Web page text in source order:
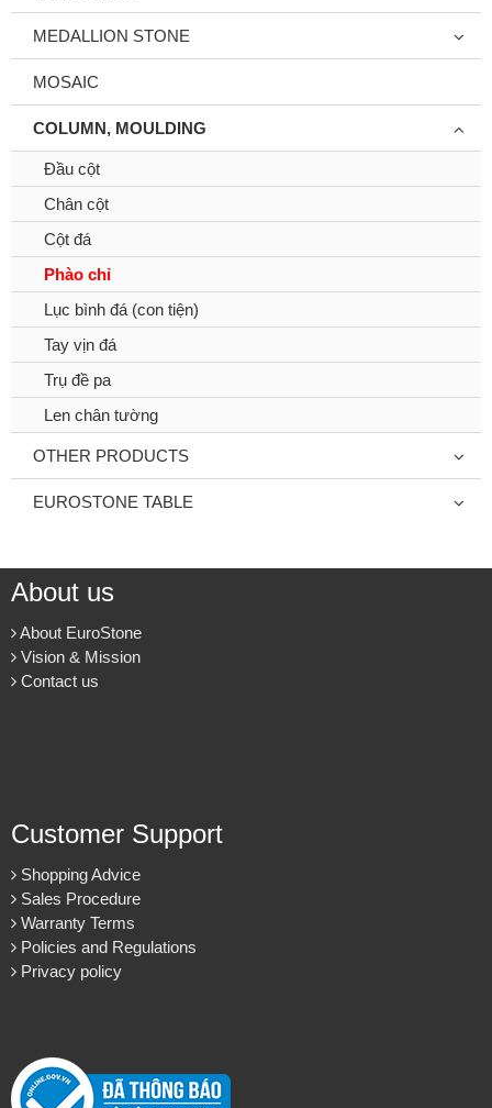
MEDALLION STONE
MOSAIC
COLUMN, MOULDING
Đầu cột
Chân cột
Cột đá
Phào chỉ
Lục bình đá (con tiện)
Tay vịn đá
Trụ đề pa
Len chân tường
OTHER PRODUCTS
EUROSTONE TABLE
About us
About EuroStone
Vision & Mission
Contact us
Customer Support
Shopping Advice
Sales Procedure
Warranty Terms
Policies and Regulations
Privacy policy